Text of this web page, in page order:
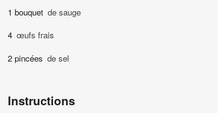
1 bouquet de sauge
4 œufs frais
2 pincées de sel
Instructions